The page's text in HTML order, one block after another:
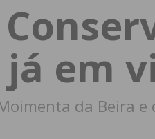
em
da Beira